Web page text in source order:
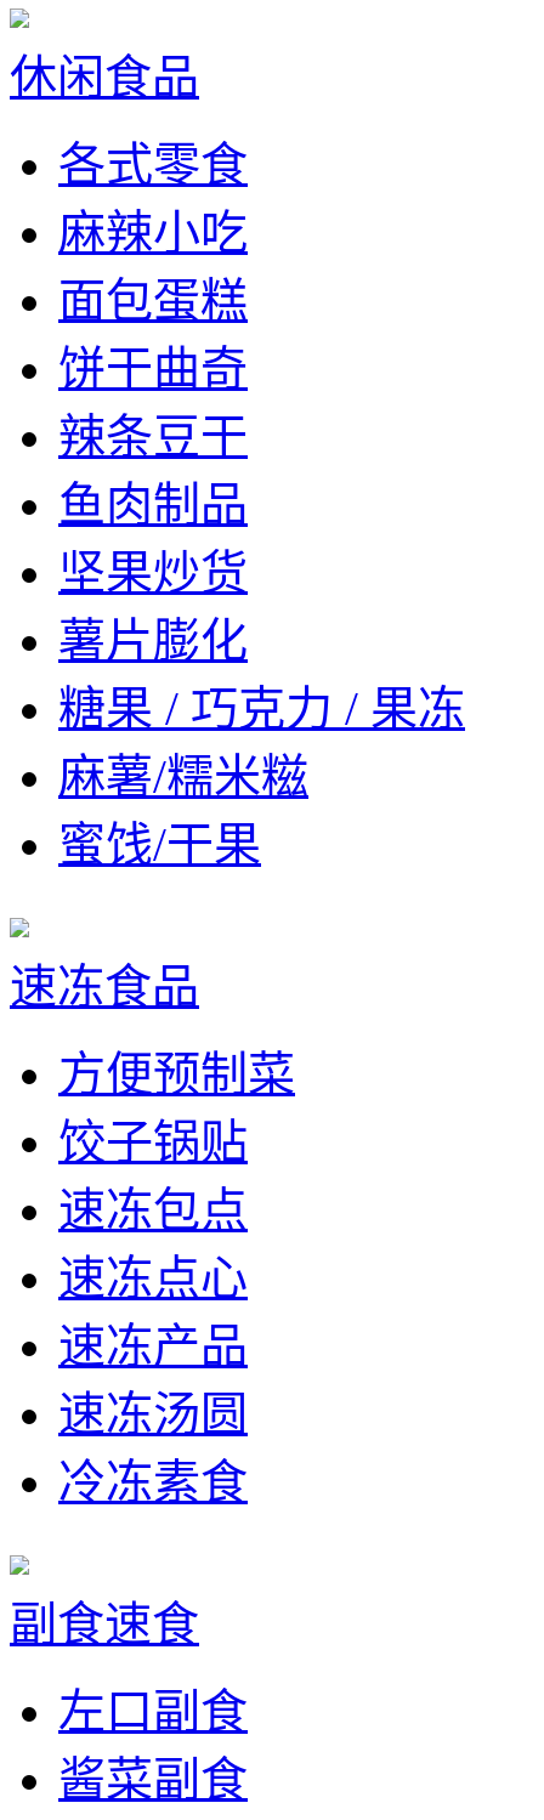
休闲食品
各式零食
麻辣小吃
面包蛋糕
饼干曲奇
辣条豆干
鱼肉制品
坚果炒货
薯片膨化
糖果 / 巧克力 / 果冻
麻薯/糯米糍
蜜饯/干果
速冻食品
方便预制菜
饺子锅贴
速冻包点
速冻点心
速冻产品
速冻汤圆
冷冻素食
副食速食
左口副食
酱菜副食